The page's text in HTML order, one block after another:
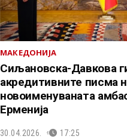
МАКЕДОНИЈА
Сиљановска-Давкова
акредитивните писма
новоименуваната
Ерменија
30.04.2026. 17:25